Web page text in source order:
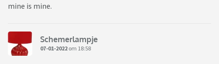
mine is mine.
Schemerlampje
07-01-2022 om 18:58